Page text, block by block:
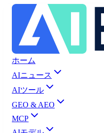
ホーム
AIニュース
AIツール
GEO & AEO
MCP